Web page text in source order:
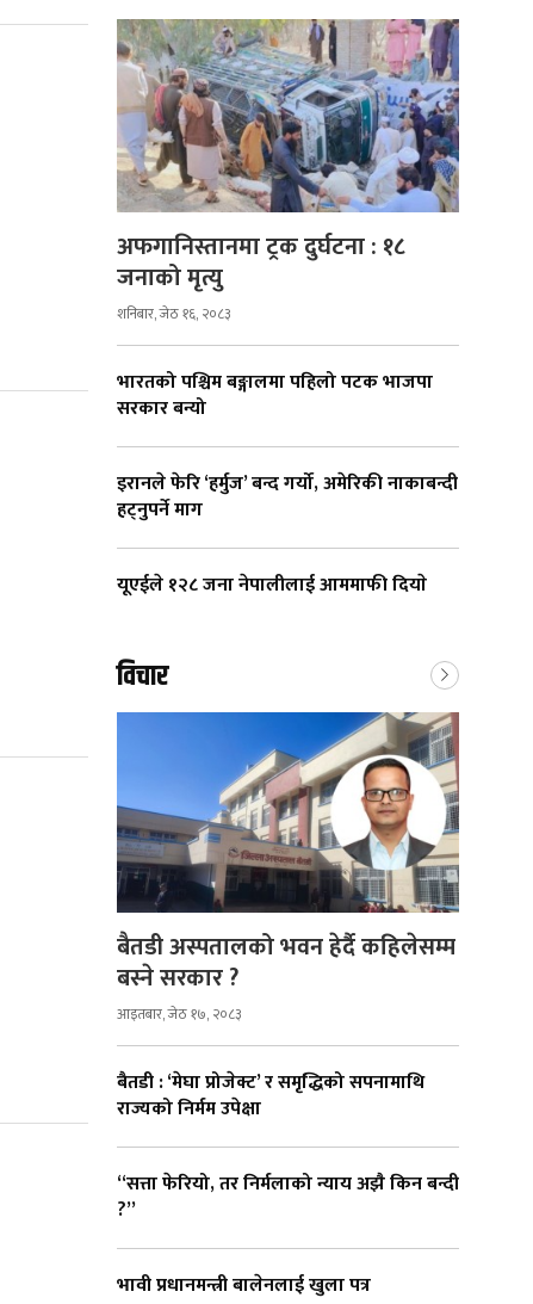
अफगानिस्तानमा ट्रक दुर्घटना : १८
जनाको मृत्यु
शनिबार, जेठ १६, २०८३
भारतको पश्चिम बङ्गालमा पहिलो पटक भाजपा
सरकार बन्यो
इरानले फेरि ‘हर्मुज’ बन्द गर्यो, अमेरिकी नाकाबन्दी
हट्नुपर्ने माग
यूएईले १२८ जना नेपालीलाई आममाफी दियाे
विचार
बैतडी अस्पतालको भवन हेर्दै कहिलेसम्म
बस्ने सरकार ?
आइतबार, जेठ १७, २०८३
बैतडी : ‘मेघा प्रोजेक्ट’ र समृद्धिको सपनामाथि
राज्यको निर्मम उपेक्षा
“सत्ता फेरियो, तर निर्मलाको न्याय अझै किन बन्दी
?”
भावी प्रधानमन्त्री बालेनलाई खुला पत्र